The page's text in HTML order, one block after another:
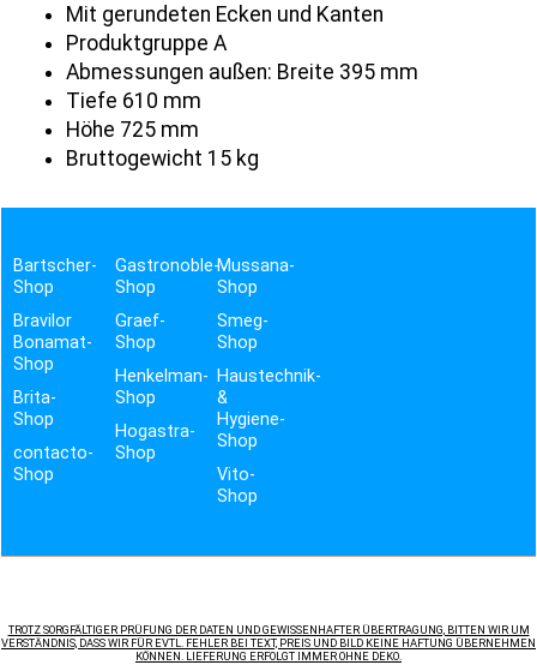
Mit gerundeten Ecken und Kanten
Produktgruppe A
Abmessungen außen: Breite 395 mm
Tiefe 610 mm
Höhe 725 mm
Bruttogewicht 15 kg
Bartscher-
Shop
Bravilor
Bonamat-
Shop
Brita-
Shop
contacto-
Shop
Gastronoble-
Shop
Graef-
Shop
Henkelman-
Shop
Hogastra-
Shop
Mussana-
Shop
Smeg-
Shop
Haustechnik-
&
Hygiene-
Shop
Vito-
Shop
TROTZ SORGFÄLTIGER PRÜFUNG DER DATEN UND GEWISSENHAFTER ÜBERTRAGUNG, BITTEN WIR UM
VERSTÄNDNIS, DASS WIR FÜR EVTL. FEHLER BEI TEXT, PREIS UND BILD KEINE HAFTUNG ÜBERNEHMEN
KÖNNEN. LIEFERUNG ERFOLGT IMMER OHNE DEKO.